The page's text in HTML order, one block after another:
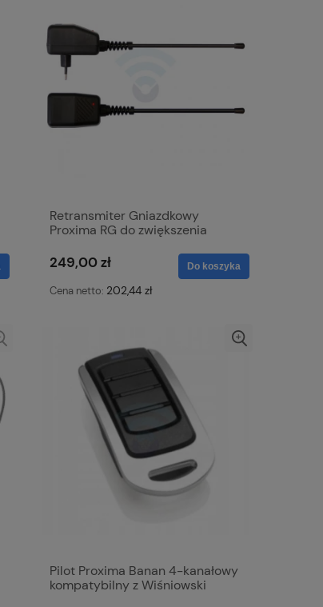
Retransmiter Gniazdkowy
Proxima RG do zwiększenia
249,00 zł
Cena netto: 202,44 zł
Do koszyka
Pilot Proxima Banan 4-kanałowy
kompatybilny z Wiśniowski